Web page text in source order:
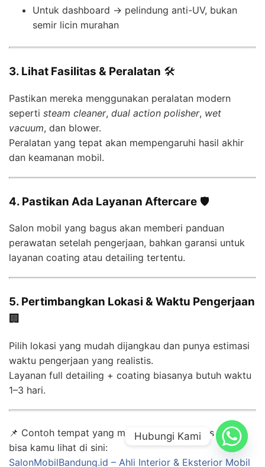
Untuk dashboard → pelindung anti-UV, bukan
semir licin murahan
3. Lihat Fasilitas & Peralatan 🛠️
Pastikan mereka menggunakan peralatan modern
seperti steam cleaner, dual action polisher, wet
vacuum, dan blower.
Peralatan yang tepat akan mempengaruhi hasil akhir
dan keamanan mobil.
4. Pastikan Ada Layanan Aftercare 🛡️
Salon mobil yang bagus akan memberi panduan
perawatan setelah pengerjaan, bahkan garansi untuk
layanan coating atau detailing tertentu.
5. Pertimbangkan Lokasi & Waktu Pengerjaan
🏢
Pilih lokasi yang mudah dijangkau dan punya estimasi
waktu pengerjaan yang realistis.
Layanan full detailing + coating biasanya butuh waktu
1–3 hari.
📌 Contoh tempat yang memenuhi semua tips di atas
bisa kamu lihat di sini:
SalonMobilBandung.id – Ahli Interior & Eksterior Mobil
Hubungi Kami